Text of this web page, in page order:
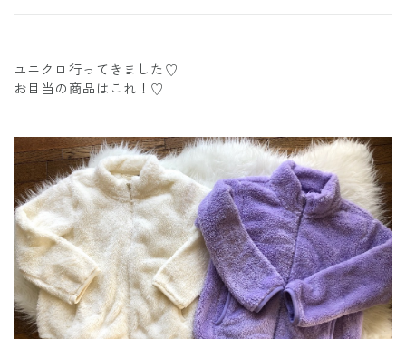
ユニクロ行ってきました♡
お目当の商品はこれ！♡